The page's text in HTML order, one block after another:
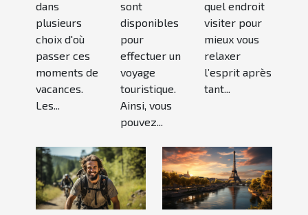
dans
plusieurs
choix d'où
passer ces
moments de
vacances.
Les...
positifs ?
sont
disponibles
pour
effectuer un
voyage
touristique.
Ainsi, vous
pouvez...
quel endroit
visiter pour
mieux vous
relaxer
l’esprit après
tant...